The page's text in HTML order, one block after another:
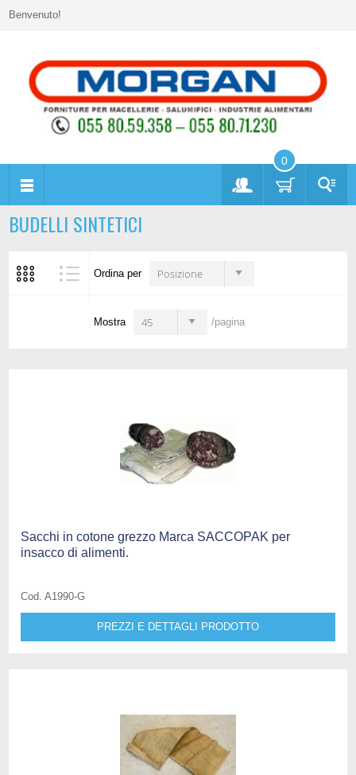
Benvenuto!
0
BUDELLI SINTETICI
Ordina per Posizione
Mostra 45 /pagina
Sacchi in cotone grezzo Marca SACCOPAK per
insacco di alimenti.
Cod. A1990-G
PREZZI E DETTAGLI PRODOTTO